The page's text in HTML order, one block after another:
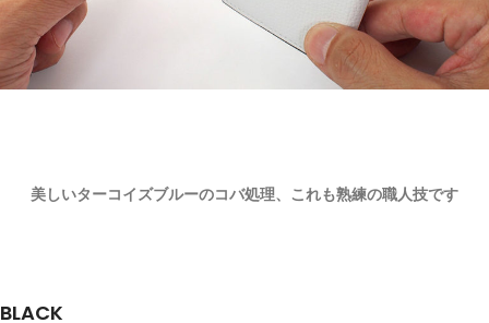
美しいターコイズブルーのコバ処理、これも熟練の職人技です
BLACK